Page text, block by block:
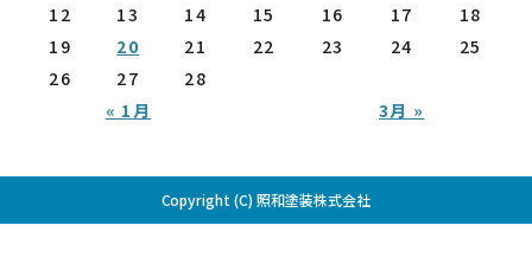
« 1月 3月 »
12
13 14 15 16 17
18
19
20 21 22 23 24
25
26
27 28
Copyright (C) 照和塗装株式会社